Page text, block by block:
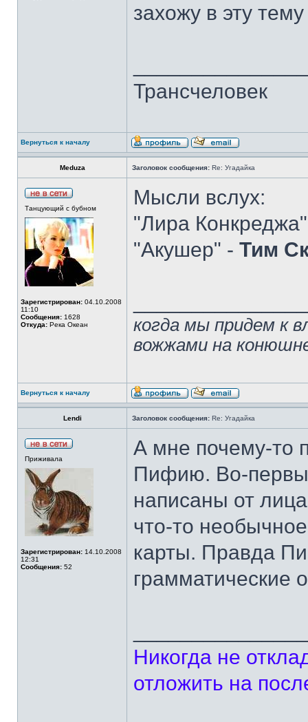
захожу в эту тему
Трансчеловек
Вернуться к началу
Meduza Заголовок сообщения: Re: Угадайка
Танцующий с бубном
Зарегистрирован: 04.10.2008
11:10
Сообщения: 1628
Откуда: Река Океан
Мысли вслух:
"Лира
"Акушер" - Тим
когда мы придем к
вожжами на
Вернуться к началу
Lendi Заголовок сообщения: Re: Угадайка
Приживала
Зарегистрирован: 14.10.2008
12:31
Сообщения: 52
А мне почему-то
Пифию. Во-
написаны от
что-то
карты. Правда
грамматические
Никогда не
отложить на